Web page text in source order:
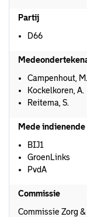
Partij
D66
Campenhout,
Kockelkoren, A.
Reitema, S.
Mede
BIJ1
GroenLinks
PvdA
Commissie
Commissie Zorg